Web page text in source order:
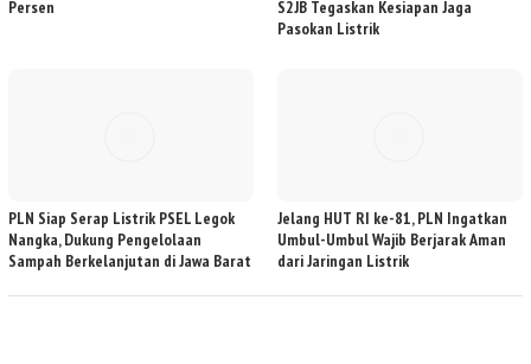
Persen
S2JB Tegaskan Kesiapan Jaga
Pasokan Listrik
PLN Siap Serap Listrik PSEL Legok
Nangka, Dukung Pengelolaan
Sampah Berkelanjutan di Jawa Barat
Jelang HUT RI ke-81, PLN Ingatkan
Umbul-Umbul Wajib Berjarak Aman
dari Jaringan Listrik